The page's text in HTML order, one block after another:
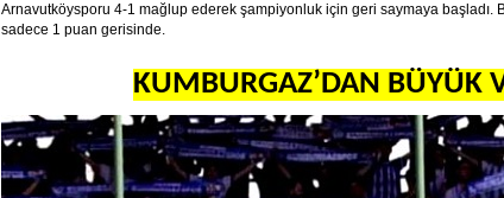
Arnavutköysporu 4-1 mağlup ederek şampiyonluk için geri saymaya başladı.
sadece 1 puan gerisinde.
KUMBURGAZ’DAN BÜYÜK